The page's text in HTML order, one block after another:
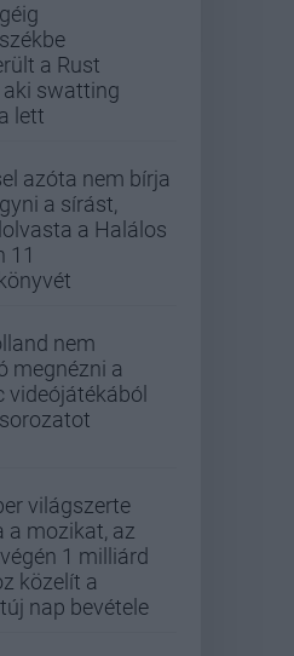
a Rust
aki swatting
lett
azóta nem bírja
a sírást,
a Halálos
11
nem
megnézni a
videójátékából
sorozatot
világszerte
a mozikat, az
1 milliárd
közelít a
nap bevétele